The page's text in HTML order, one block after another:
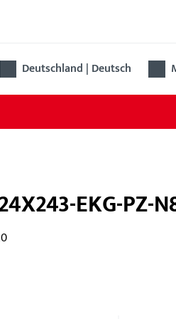
Deutschland | Deutsch
EKG-PZ-